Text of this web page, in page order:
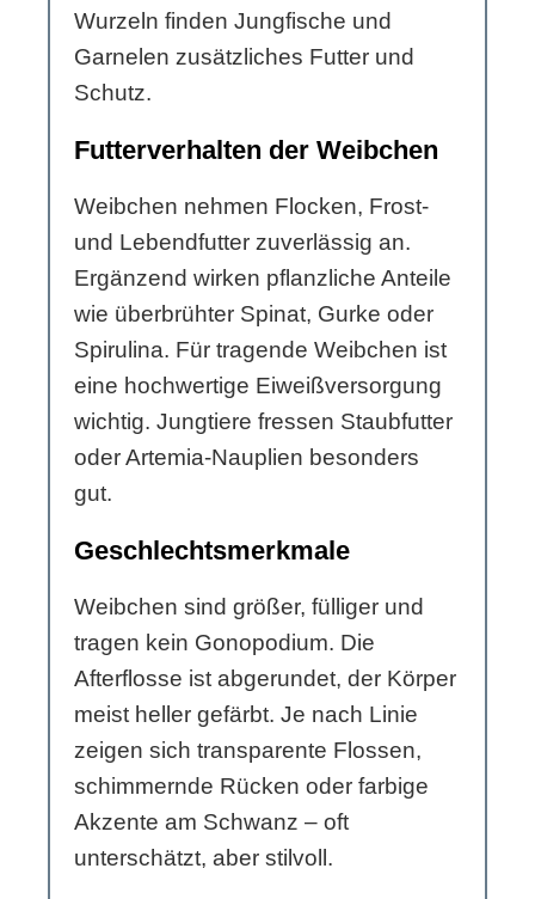
Wurzeln finden Jungfische und
Garnelen zusätzliches Futter und
Schutz.
Futterverhalten der Weibchen
Weibchen nehmen Flocken, Frost-
und Lebendfutter zuverlässig an.
Ergänzend wirken pflanzliche Anteile
wie überbrühter Spinat, Gurke oder
Spirulina. Für tragende Weibchen ist
eine hochwertige Eiweißversorgung
wichtig. Jungtiere fressen Staubfutter
oder Artemia-Nauplien besonders
gut.
Geschlechtsmerkmale
Weibchen sind größer, fülliger und
tragen kein Gonopodium. Die
Afterflosse ist abgerundet, der Körper
meist heller gefärbt. Je nach Linie
zeigen sich transparente Flossen,
schimmernde Rücken oder farbige
Akzente am Schwanz – oft
unterschätzt, aber stilvoll.